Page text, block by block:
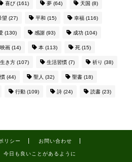
喜び (161) 夢 (64) 天国 (8)
望 (27) 平和 (15) 幸福 (116)
(130) 感謝 (93) 成功 (104)
映画 (14) 本 (113) 死 (15)
生き方 (107) 生活習慣 (7) 祈り (38)
(44) 聖人 (32) 聖書 (18)
行動 (109) 詩 (24) 読書 (23)
リシー お問い合わせ
日も良いことがあるように